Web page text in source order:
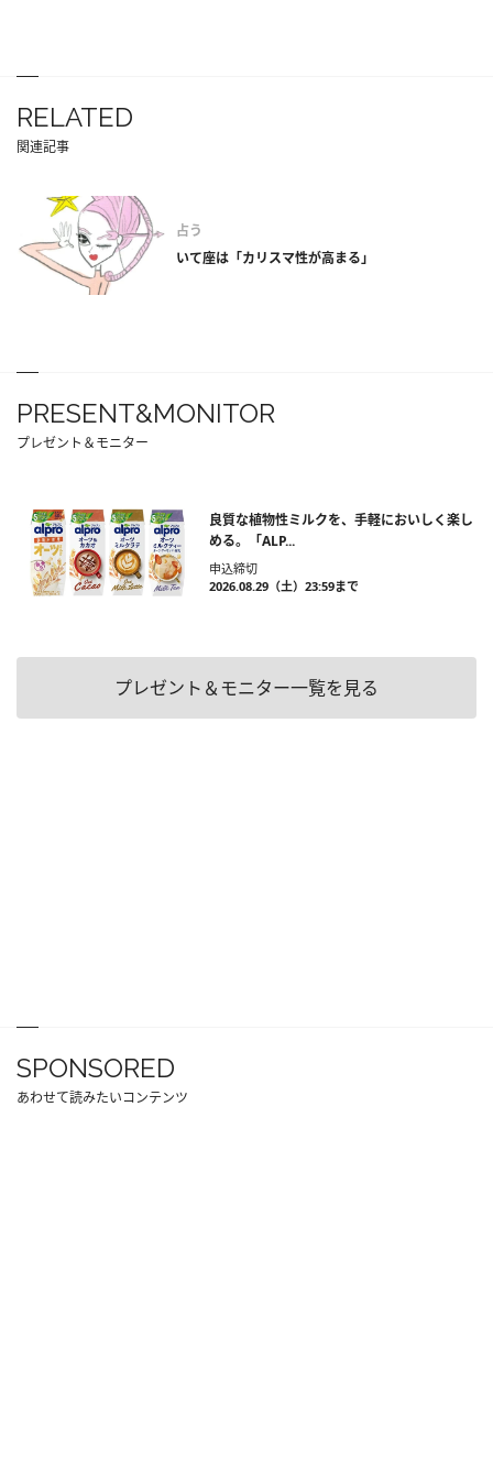
RELATED
関連記事
占う
いて座は「カリスマ性が高まる」
PRESENT&MONITOR
プレゼント＆モニター
良質な植物性ミルクを、手軽においしく楽し
める。「ALP...
申込締切
2026.08.29（土）23:59まで
プレゼント＆モニター一覧を見る
SPONSORED
あわせて読みたいコンテンツ